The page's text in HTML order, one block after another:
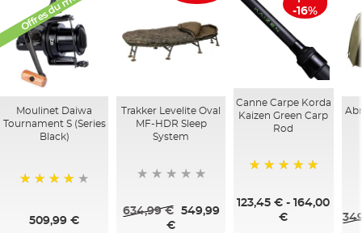
Offres du mois
Moulinet Daiwa
Tournament S (Series
Black)
509,99 €
Trakker Levelite Oval
MF-HDR Sleep
System
634,99 €
549,99
€
-16%
Canne Carpe Korda
Kaizen Green Carp
Rod
123,45 € -164,00
€